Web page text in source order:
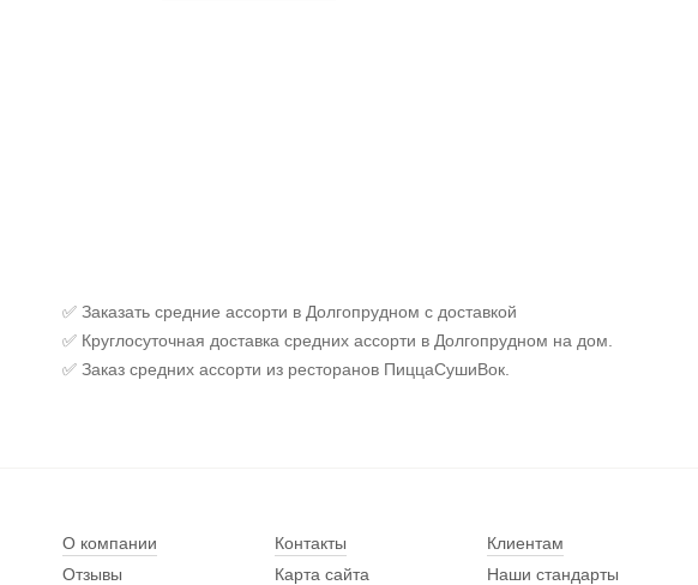
✅ Заказать средние ассорти в Долгопрудном с доставкой
✅ Круглосуточная доставка средних ассорти в Долгопрудном на дом.
✅ Заказ средних ассорти из ресторанов ПиццаСушиВок.
О компании Контакты Клиентам
Отзывы
Карта сайта Наши стандарты